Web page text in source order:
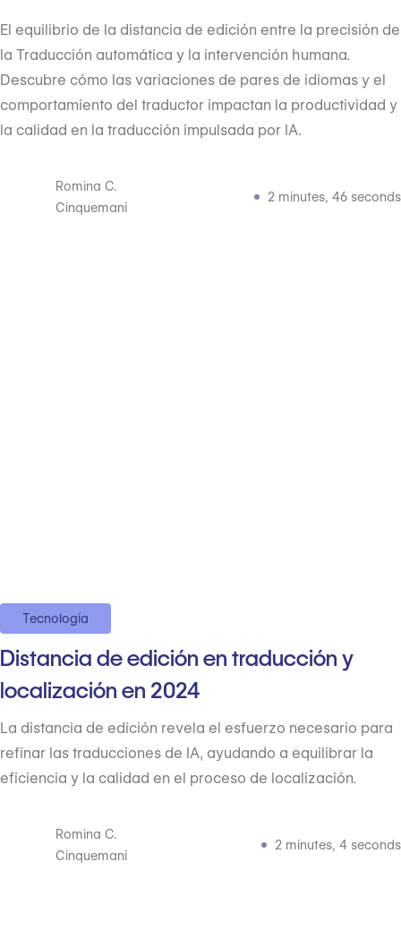
El equilibrio de la distancia de edición entre la precisión de
la Traducción automática y la intervención humana.
Descubre cómo las variaciones de pares de idiomas y el
comportamiento del traductor impactan la productividad y
la calidad en la traducción impulsada por IA.
Romina C.
Cinquemani
2 minutes, 46 seconds
Tecnología
Distancia de edición en traducción y
localización en 2024
La distancia de edición revela el esfuerzo necesario para
refinar las traducciones de IA, ayudando a equilibrar la
eficiencia y la calidad en el proceso de localización.
Romina C.
Cinquemani
2 minutes, 4 seconds